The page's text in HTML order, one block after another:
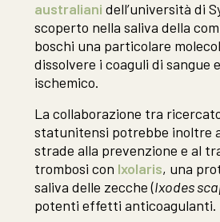
australiani dell’università di
scoperto nella saliva della
boschi una particolare
dissolvere i coaguli di sangue
ischemico.
La collaborazione tra
statunitensi potrebbe inoltre
strade alla prevenzione e al
trombosi con Ixolaris, una
saliva delle zecche (Ixodes
potenti effetti anticoagulanti.